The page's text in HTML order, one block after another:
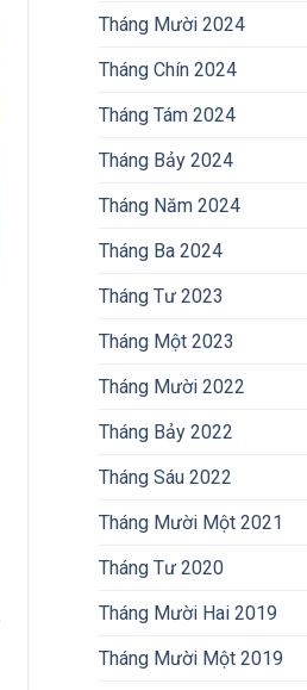
Tháng Mười 2024
Tháng Chín 2024
Tháng Tám 2024
Tháng Bảy 2024
Tháng Năm 2024
Tháng Ba 2024
Tháng Tư 2023
Tháng Một 2023
Tháng Mười 2022
Tháng Bảy 2022
Tháng Sáu 2022
Tháng Mười Một 2021
Tháng Tư 2020
Tháng Mười Hai 2019
Tháng Mười Một 2019